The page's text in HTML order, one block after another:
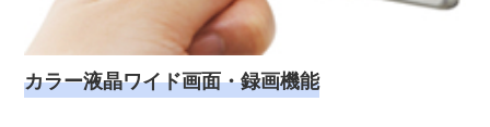
カラー液晶ワイド画面・録画機能